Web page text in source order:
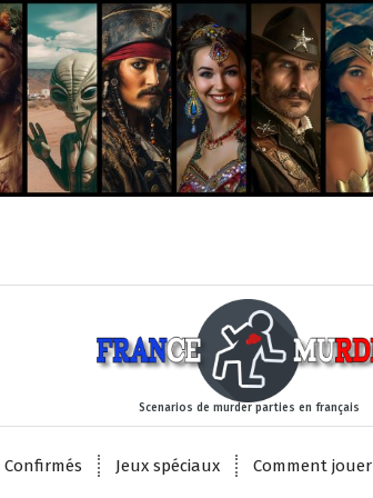
Scenarios de murder parties en français
Jeux spéciaux Comment jouer